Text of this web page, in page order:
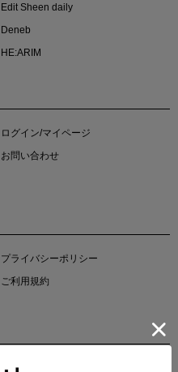
Edit Sheen daily
Deneb
HE:ARIM
ログイン/マイページ
お問い合わせ
プライバシーポリシー
ご利用規約